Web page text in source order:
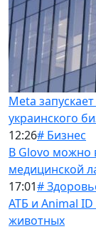
Meta
украинского
12:26# Бизнес
В Glovo можно
медицинской
17:01#
АТБ и Animal
животных